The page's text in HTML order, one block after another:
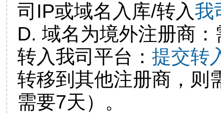
司IP或域名入库/转入我
D. 域名为境外注册商
转入我司平台： 提交转
转移到其他注册商，则
需要7天）。